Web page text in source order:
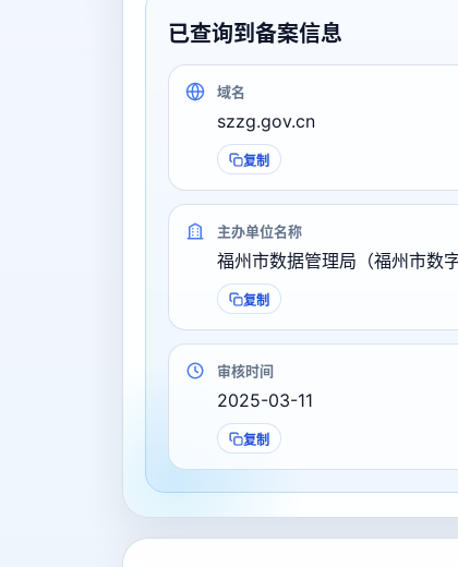
已查询到备案信息
域名
szzg.gov.cn
复制
主办单位名称
福州市数据管理局（福州市数
复制
审核时间
2025-03-11
复制